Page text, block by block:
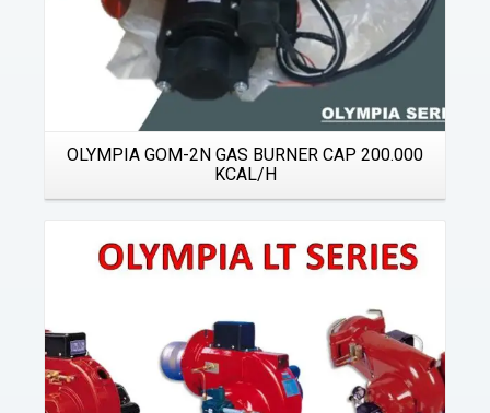
OLYMPIA GOM-2N GAS BURNER CAP 200.000
KCAL/H
Details